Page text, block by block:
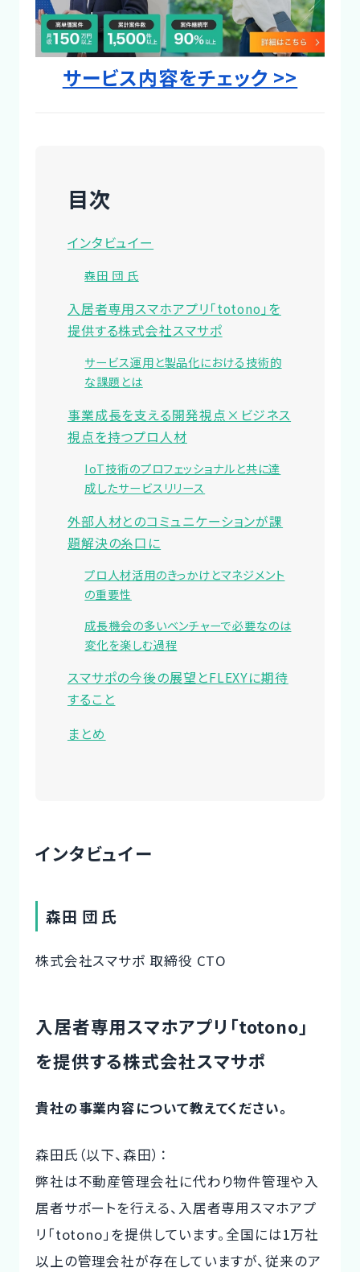
利用企業事例
Examples of companies
デザイナー
Designer
サービス内容をチェック >>
目次
インタビュイー
森田 団 氏
入居者専用スマホアプリ「totono」を
提供する株式会社スマサポ
サービス運用と製品化における技術的
な課題とは
事業成長を支える開発視点×ビジネス
視点を持つプロ人材
IoT技術のプロフェッショナルと共に達
成したサービスリリース
外部人材とのコミュニケーションが課
題解決の糸口に
プロ人材活用のきっかけとマネジメント
の重要性
成長機会の多いベンチャーで必要なのは
変化を楽しむ過程
スマサポの今後の展望とFLEXYに期待
すること
まとめ
インタビュイー
森田 団 氏
株式会社スマサポ 取締役 CTO
入居者専用スマホアプリ「totono」
を提供する株式会社スマサポ
貴社の事業内容について教えてください。
森田氏（以下、森田）：
弊社は不動産管理会社に代わり物件管理や入
居者サポートを行える、入居者専用スマホアプ
リ「totono」を提供しています。全国には1万社
以上の管理会社が存在していますが、従来のア